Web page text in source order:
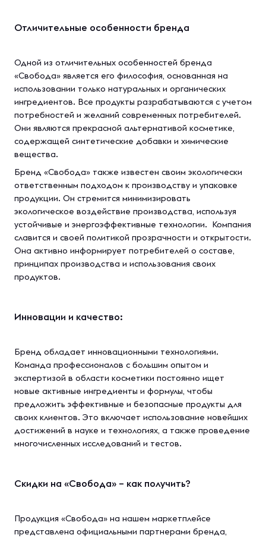
Отличительные особенности бренда
Одной из отличительных особенностей бренда
«Свобода» является его философия, основанная на
использовании только натуральных и органических
ингредиентов. Все продукты разрабатываются с учетом
потребностей и желаний современных потребителей.
Они являются прекрасной альтернативой косметике,
содержащей синтетические добавки и химические
вещества.
Бренд «Свобода» также известен своим экологически
ответственным подходом к производству и упаковке
продукции. Он стремится минимизировать
экологическое воздействие производства, используя
устойчивые и энергоэффективные технологии. Компания
славится и своей политикой прозрачности и открытости.
Она активно информирует потребителей о составе,
принципах производства и использования своих
продуктов.
Инновации и качество:
Бренд обладает инновационными технологиями.
Команда профессионалов с большим опытом и
экспертизой в области косметики постоянно ищет
новые активные ингредиенты и формулы, чтобы
предложить эффективные и безопасные продукты для
своих клиентов. Это включает использование новейших
достижений в науке и технологиях, а также проведение
многочисленных исследований и тестов.
Скидки на «Свобода» – как получить?
Продукция «Свобода» на нашем маркетплейсе
представлена официальными партнерами бренда,